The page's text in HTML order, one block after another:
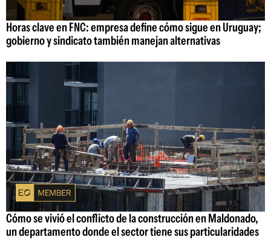
Horas clave en FNC: empresa define cómo sigue en Uruguay;
gobierno y sindicato también manejan alternativas
Cómo se vivió el conflicto de la construcción en Maldonado,
un departamento donde el sector tiene sus particularidades